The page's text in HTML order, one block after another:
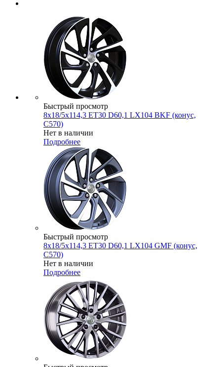
Быстрый просмотр
8x18/5x114,3 ET30 D60,1 LX104 BKF (конус,
C570)
Нет в наличии
Подробнее
Быстрый просмотр
8x18/5x114,3 ET30 D60,1 LX104 GMF (конус,
C570)
Нет в наличии
Подробнее